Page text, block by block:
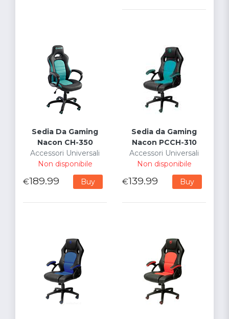
Sedia Da Gaming
Nacon CH-350
Accessori Universali
Non disponibile
€189.99 Buy
Sedia da Gaming
Nacon PCCH-310
Accessori Universali
Non disponibile
€139.99 Buy